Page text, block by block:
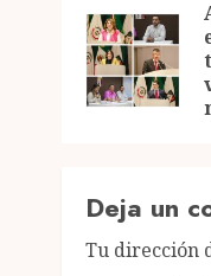
Deja un
Tu dirección